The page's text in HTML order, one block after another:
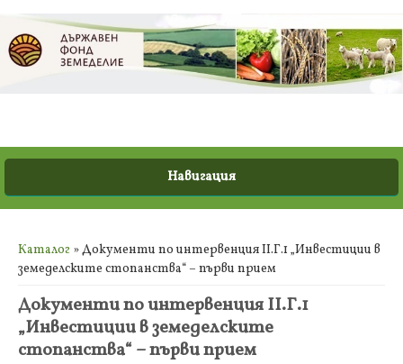
Вие сте тук
Каталог » Документи по интервенция ІІ.Г.1 „Инвестиции в
земеделските стопанства“ – първи прием
Документи по интервенция ІІ.Г.1
„Инвестиции в земеделските
стопанства“ – първи прием